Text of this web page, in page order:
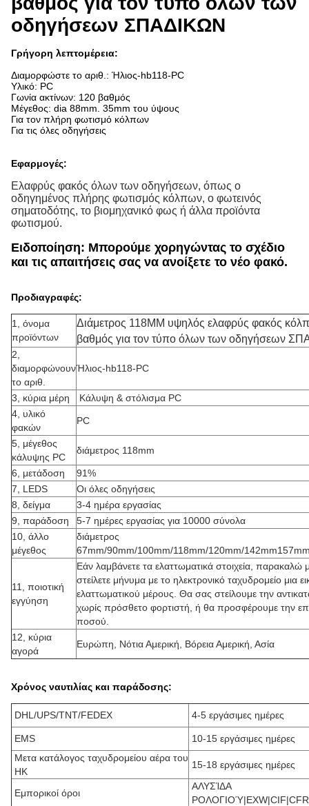
οδηγήσεων ΣΠΑΔΙΚΩΝ
Γρήγορη λεπτομέρεια:
Διαμορφώστε το αριθ.: Ήλιος-hb118-PC
Υλικό: PC
Γωνία ακτίνων: 120 βαθμός
Μέγεθος: dia 88mm. 35mm του ύψους
Για τον πλήρη φωτισμό κόλπων
Για τις όλες οδηγήσεις
Εφαρμογές:
Ελαφρύς φακός όλων των οδηγήσεων, όπως ο
οδηγημένος πλήρης φωτισμός κόλπων, ο φωτεινός
σηματοδότης, το βιομηχανικό φως ή άλλα προϊόντα
φωτισμού.
Ειδοποίηση: Μπορούμε χορηγώντας το σχέδιο
και τις απαιτήσεις σας να ανοίξετε το νέο φακό.
Προδιαγραφές:
1, όνομα
προϊόντων
Διάμετρος 118MM υψηλός ελαφρύς φακός
βαθμός για τον τύπο όλων των οδηγήσεων
2,
διαμορφώνουν
το αριθ.
Ήλιος-hb118-PC
3, κύρια μέρη
Κάλυψη & στόλισμα PC
4, υλικό
φακών
PC
5, μέγεθος
κάλυψης PC
διάμετρος 118mm
6, μετάδοση
91%
7, LEDS
Οι όλες οδηγήσεις
8, δείγμα
3-4 ημέρα εργασίας
9, παράδοση
5-7 ημέρες εργασίας για 10000 σύνολα
10, άλλο
μέγεθος
διάμετρος
67mm/90mm/100mm/118mm/120mm/
11, ποιοτική
εγγύηση
Εάν λαμβάνετε τα ελαττωματικά στοιχεία, παρακαλώ
στείλετε μήνυμα με το ηλεκτρονικό ταχυδρομείο μια
ελαττωματικού μέρους. Θα σας στείλουμε την
χωρίς πρόσθετο φορτιστή, ή θα προσφέρουμε την
ποσού.
12, κύρια
αγορά
Ευρώπη, Νότια Αμερική, Βόρεια Αμερική, Ασία
Χρόνος ναυτιλίας και παράδοσης:
DHL/UPS/TNT/FEDEX 4-5 εργάσιμες ημέρες
EMS
10-15 εργάσιμες ημέρες
Μετα κατάλογος ταχυδρομείου αέρα του
HK
15-18 εργάσιμες ημέρες
Εμπορικοί όροι
ΑΛΥΣΊΔΑ
ΡΟΛΟΓΙΟΎ|EXW|CIF|CFR